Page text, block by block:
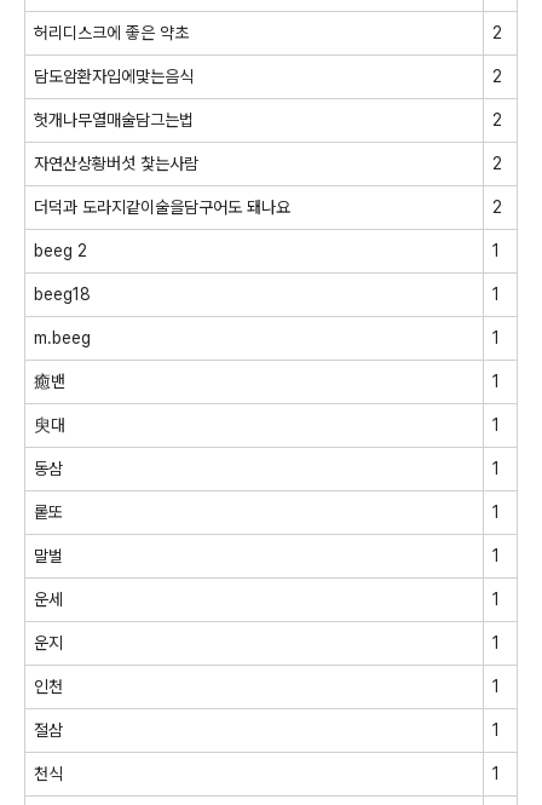
허리디스크에 좋은 약초 2
담도암환자입에맟는음식 2
헛개나무열매술담그는법 2
자연산상황버섯 찿는사람 2
더덕과 도라지같이술을담구어도 돼나요 2
beeg 2 1
beeg18 1
m.beeg 1
癒밴 1
臾대 1
동삼 1
롵또 1
말벌 1
운세 1
운지 1
인천 1
절삼 1
천식 1